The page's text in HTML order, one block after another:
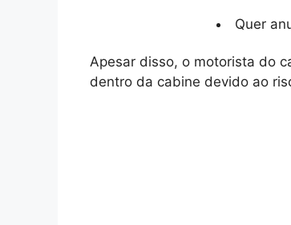
Quer
Apesar disso, o motorista do
dentro da cabine devido ao